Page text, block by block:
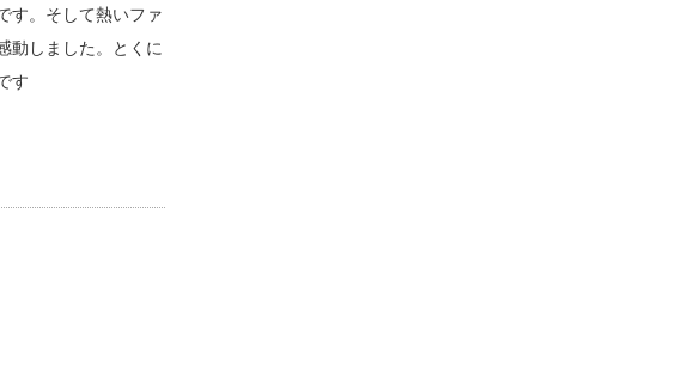
す。そして熱いファ
動しました。とくに
す